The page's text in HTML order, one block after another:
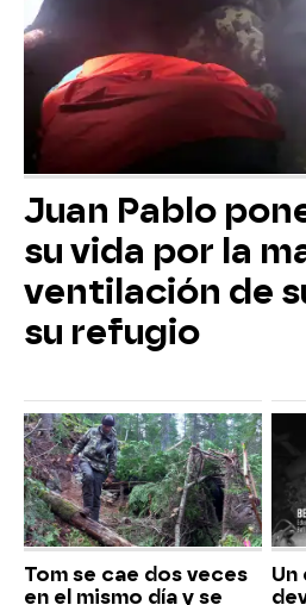
Juan Pablo
su vida por la
ventilación de
su refugio
Tom se cae dos veces
en el mismo día y se
Un